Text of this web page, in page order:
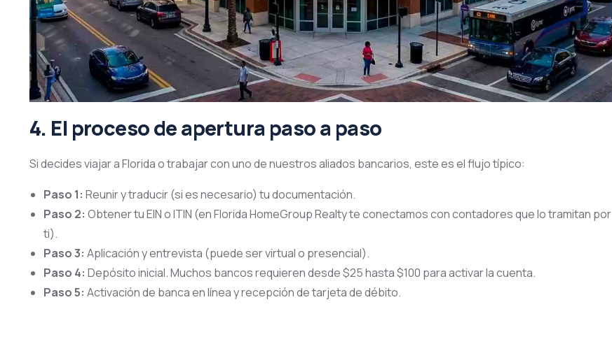
4. El proceso de apertura paso a paso
Si decides viajar a Florida o trabajar con uno de nuestros aliados bancarios, este es el flujo típico:
Paso 1: Reunir y traducir (si es necesario) tu documentación.
Paso 2: Obtener tu EIN o ITIN (en Florida HomeGroup Realty te conectamos con contadores que lo tramitan por
ti).
Paso 3: Aplicación y entrevista (puede ser virtual o presencial).
Paso 4: Depósito inicial. Muchos bancos requieren desde $25 hasta $100 para activar la cuenta.
Paso 5: Activación de banca en línea y recepción de tarjeta de débito.